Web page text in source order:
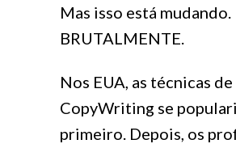
Mas isso está mudando.
BRUTALMENTE.
Nos EUA, as técnicas de
CopyWriting se
primeiro. Depois, os